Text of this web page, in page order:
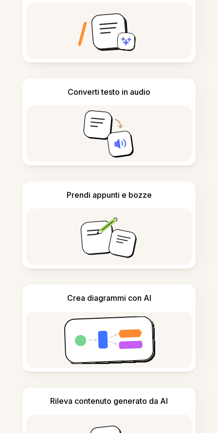
Converti testo in audio
Prendi appunti e bozze
Crea diagrammi con AI
Rileva contenuto generato da AI